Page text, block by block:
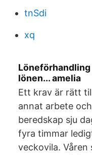
tnSdi
xq
lönen... amelia
Ett krav är rätt
annat arbete
beredskap sju
fyra timmar
veckovila.